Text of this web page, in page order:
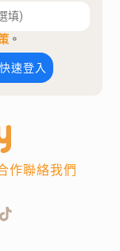
。
速登入
作聯絡我們